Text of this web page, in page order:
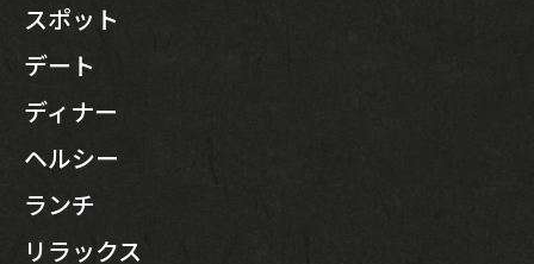
スポット
デート
ディナー
ヘルシー
ランチ
リラックス